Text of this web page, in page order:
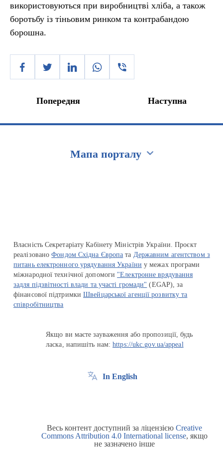
використовуються при виробництві хліба, а також
боротьбу із тіньовим ринком та контрабандою
борошна.
Попередня Наступна
Мапа порталу
Власність Секретаріату Кабінету Міністрів України. Проєкт
реалізованоФондом Східна Європа та Державним агентством з
питань електронного урядування України у межах програми
міжнародної технічної допомоги "Електронне врядування
задля підзвітності влади та участі громади" (EGAP), за
фінансової підтримкиШвейцарської агенції розвитку та
співробітництва
Якщо ви маєте зауваження або пропозиції, будь
ласка, напишіть нам:https://ukc.gov.ua/appeal
In English
Весь контент доступний за ліцензією Creative
Commons Attribution 4.0 International license, якщо
не зазначено інше